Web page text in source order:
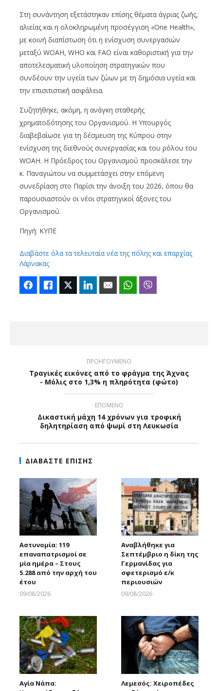
Στη συνάντηση εξετάστηκαν επίσης θέματα άγριας ζωής,
αλιείας και η ολοκληρωμένη προσέγγιση «One Health»,
με κοινή διαπίστωση ότι η ενίσχυση συνεργασιών
μεταξύ WOAH, WHO και FAO είναι καθοριστική για την
αποτελεσματική υλοποίηση στρατηγικών που
συνδέουν την υγεία των ζώων με τη δημόσια υγεία και
την επισιτιστική ασφάλεια.
Συζητήθηκε, ακόμη, η ανάγκη σταθερής
χρηματοδότησης του Οργανισμού. Η Υπουργός
διαβεβαίωσε για τη δέσμευση της Κύπρου στην
ενίσχυση της διεθνούς συνεργασίας και του ρόλου του
WOAH. Η Πρόεδρος του Οργανισμού προσκάλεσε την
κ. Παναγιώτου να συμμετάσχει στην επόμενη
συνεδρίαση στο Παρίσι την άνοιξη του 2026, όπου θα
παρουσιαστούν οι νέοι στρατηγικοί άξονες του
Οργανισμού.
Πηγή: ΚΥΠΕ
Διαβάστε όλα τα τελευταία νέα της πόλης και επαρχίας
Λάρνακας
FacebookLike Twitter LinkedIn Email WhatsApp
ΠΡΟΗΓΟΥΜΕΝΟ
Τραγικές εικόνες από το φράγμα της Άχνας
- Μόλις στο 1,3% η πληρότητα (φώτο)
ΕΠΟΜΕΝΟ
Δικαστική μάχη 14 χρόνων για τροφική
δηλητηρίαση από ψωμί στη Λευκωσία
ΔΙΑΒΑΣΤΕ ΕΠΙΣΗΣ
Αστυνομία: 119
επαναπατρισμοί σε
μία ημέρα – Στους
5.288 από την αρχή του
έτου
09/08/2026
Αναβλήθηκε για
Σεπτέμβριο η δίκη της
Γερμανίδας για
σφετερισμό ε/κ
περιουσιών
09/08/2026
Αγία Νάπα:
Λεμεσός: Χειροπέδες